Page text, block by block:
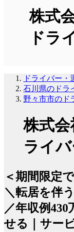
株式
ドラ
ドライバー・
石川県のドラ
野々市市のド
株式
ライバ
＜期間限定
＼転居を伴
／年収例
せる｜サー